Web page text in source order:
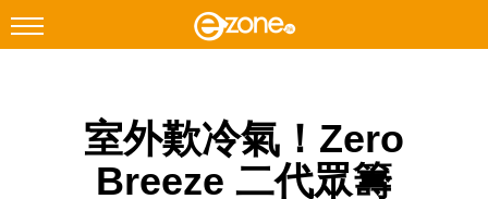
Facebook Instagram
室外歎冷氣！Zero
Breeze 二代眾籌